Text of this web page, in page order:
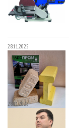
28.11.2025
28.11.2025